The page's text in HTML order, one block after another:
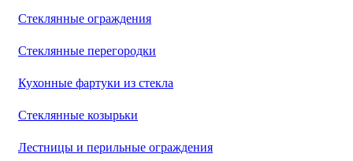
Стеклянные ограждения
Стеклянные перегородки
Кухонные фартуки из стекла
Стеклянные козырьки
Лестницы и перильные ограждения